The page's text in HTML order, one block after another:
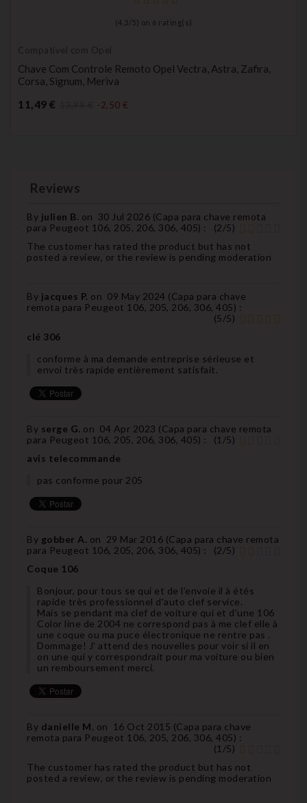
(4,3 / 5) on 6 rating(s)
Compatível com Opel
Chave Com Controle Remoto Opel Vectra, Astra, Zafira,
Corsa, Signum, Meriva
11,49 € -2,50 €
Reviews
By julien B. on 30 Jul 2026 (Capa para chave remota
para Peugeot 106, 205, 206, 306, 405) : (2/5)
The customer has rated the product but has not
posted a review, or the review is pending moderation
By jacques P. on 09 May 2024 (Capa para chave
remota para Peugeot 106, 205, 206, 306, 405) :
(5/5)
clé 306
conforme à ma demande entreprise sérieuse et
envoi très rapide entièrement satisfait.
By serge G. on 04 Apr 2023 (Capa para chave remota
para Peugeot 106, 205, 206, 306, 405) : (1 /5)
avis telecommande
pas conforme pour 205
By gobber A. on 29 Mar 2016 (Capa para chave remota
para Peugeot 106, 205, 206, 306, 405) : (2/5)
Coque 106
Bonjour, pour tous se qui et de l’envoie il à étés
rapide très professionnel d'auto clef service.
Mais se pendant ma clef de voiture qui et d'une 106
Color line de 2004 ne correspond pas à me clef elle à
une coque ou ma puce électronique ne rentre pas .
Dommage! J' attend des nouvelles pour voir si il en
on une qui y correspondrait pour ma voiture ou bien
un remboursement merci.
By danielle M. on 16 Oct 2015 (Capa para chave
remota para Peugeot 106, 205, 206, 306, 405) :
(1 /5)
The customer has rated the product but has not
posted a review, or the review is pending moderation